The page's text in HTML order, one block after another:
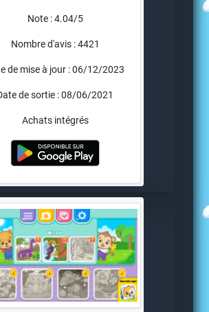
Note : 4.04/5
Nombre d'avis : 4421
de mise à jour : 06/12/2023
de sortie : 08/06/2021
Achats intégrés